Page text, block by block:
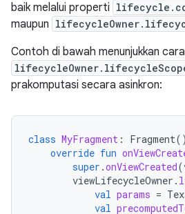
baik melalui properti
maupun
Contoh di bawah menunjukkan
prakomputasi secara asinkron:
class MyFragment : Fragment()
override fun
super .onViewCreated(
viewLifecycleOwner .
val params =
val